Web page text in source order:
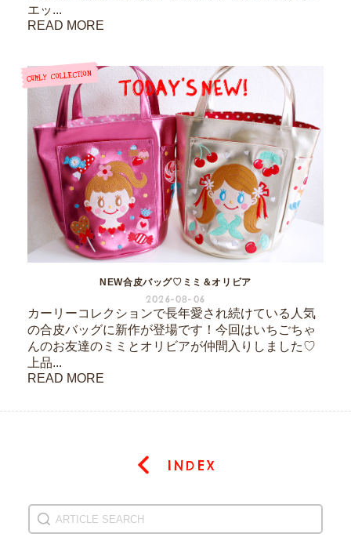
エッ...
READ MORE
NEW合皮バッグ♡ミミ＆オリビア
2026-08-06
カーリーコレクションで長年愛され続けている人気
の合皮バッグに新作が登場です！今回はいちごちゃ
んのお友達のミミとオリビアが仲間入りしました♡
上品...
READ MORE
INDEX